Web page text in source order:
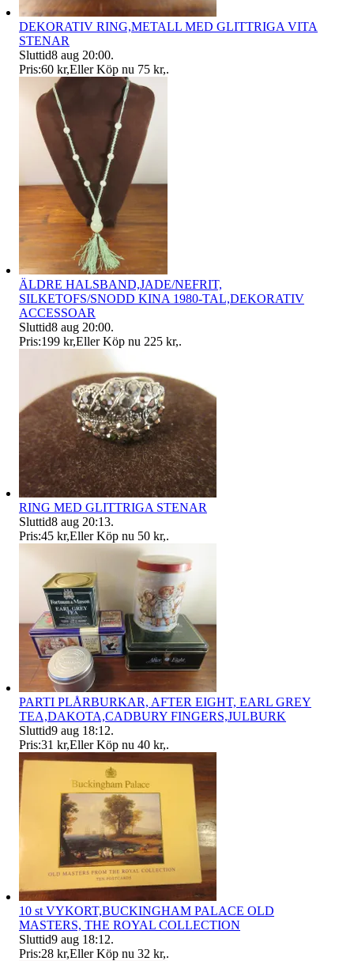
DEKORATIV RING,METALL MED GLITTRIGA VITA
STENAR
Sluttid8 aug 20:00.
Pris:60 kr,Eller Köp nu 75 kr,.
ÄLDRE HALSBAND,JADE/NEFRIT,
SILKETOFS/SNODD KINA 1980-TAL,DEKORATIV
ACCESSOAR
Sluttid8 aug 20:00.
Pris:199 kr,Eller Köp nu 225 kr,.
RING MED GLITTRIGA STENAR
Sluttid8 aug 20:13.
Pris:45 kr,Eller Köp nu 50 kr,.
PARTI PLÅRBURKAR, AFTER EIGHT, EARL GREY
TEA,DAKOTA,CADBURY FINGERS,JULBURK
Sluttid9 aug 18:12.
Pris:31 kr,Eller Köp nu 40 kr,.
10 st VYKORT,BUCKINGHAM PALACE OLD
MASTERS, THE ROYAL COLLECTION
Sluttid9 aug 18:12.
Pris:28 kr,Eller Köp nu 32 kr,.